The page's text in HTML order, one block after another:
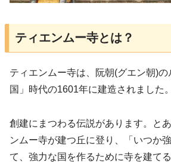
ティエンムー寺とは？
ティエンムー寺は、阮朝(グエン朝)
国」時代の1601年に建造されました。
創建にまつわる伝説があります。と
ンムー寺が建つ丘に登り、「いつか
て、強力な国を作るために寺を建て